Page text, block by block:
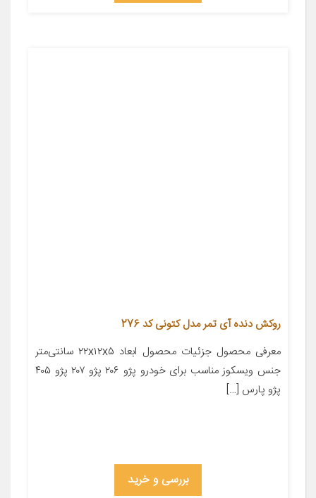
روکش دنده آی تمر مدل کتونی کد 276
معرفی محصول جزئیات محصول ابعاد ۲۲x۱۲x۵ سانتی‌متر
جنس ویسکوز مناسب برای خودرو پژو ۲۰۶ پژو ۲۰۷ پژو ۴۰۵
پژو پارس […]
بررسی و خرید